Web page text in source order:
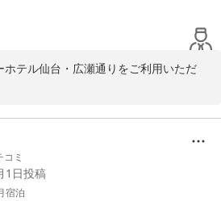
りましたが、どうぞお体にはご自愛く
通り 支配人・スタッフ一同
ホテル仙台・広瀬通り
テル仙台・広瀬通りをご利用いただ
す。
まにとって楽しいご滞在となったとの
嬉しく拝見いたしました。朝食につきま
いただき、大変光栄でございます。私
東北ならではのメニューや焼き立てパ
、お客様からもご好評をいただいてお
ミ
1日投稿
宿泊